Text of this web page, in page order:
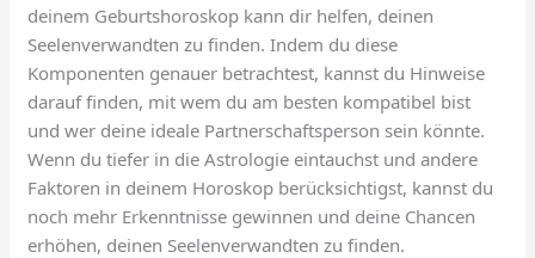
deinem Geburtshoroskop kann dir helfen, deinen
Seelenverwandten zu finden. Indem du diese
Komponenten genauer betrachtest, kannst du Hinweise
darauf finden, mit wem du am besten kompatibel bist
und wer deine ideale Partnerschaftsperson sein könnte.
Wenn du tiefer in die Astrologie eintauchst und andere
Faktoren in deinem Horoskop berücksichtigst, kannst du
noch mehr Erkenntnisse gewinnen und deine Chancen
erhöhen, deinen Seelenverwandten zu finden.